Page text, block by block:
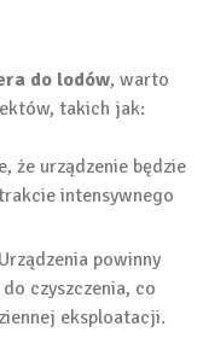
do lodów, warto
takich jak:
że urządzenie będzie
intensywnego
Urządzenia powinny
czyszczenia, co
eksploatacji.